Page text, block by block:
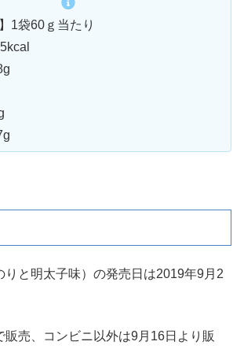
1袋60ｇ当たり
りと明太子味）の発売日は2019年9月2
販売、コンビニ以外は9月16日より販